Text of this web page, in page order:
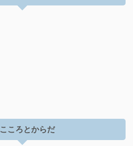
こころとからだ